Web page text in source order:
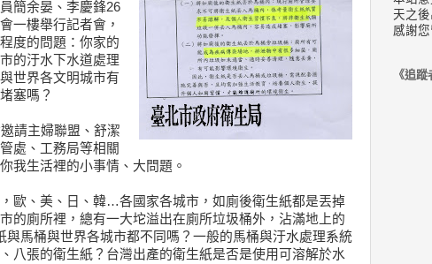
簡余晏、李慶鋒26
一樓舉行記者會，
度的問題：你家的
的汙水下水道處理
世界各文明城市有
塞嗎？
請主婦聯盟、舒潔
處、工務局等相關
我生活裡的小事情、大問題。
歐、美、日、韓…各國家各城市，如廁後衛生紙都是丟掉
的廁所裡，總有一大坨溢出在廁所垃圾桶外，沾滿地上的
與馬桶與世界各城市都不同嗎？一般的馬桶與汙水處理系統
八張的衛生紙？台灣出產的衛生紙是否是使用可溶解於水
天之
感謝
《追